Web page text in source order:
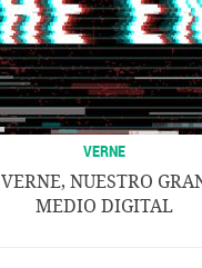
VERNE
VERNE, NUESTRO
MEDIO DIGITAL